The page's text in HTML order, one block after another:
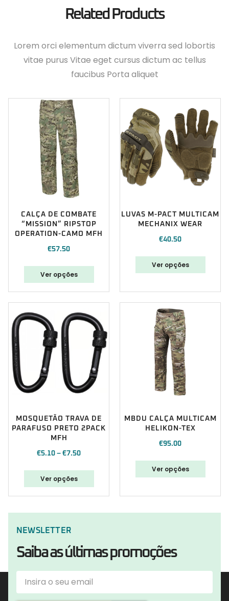
Related Products
Lorem orci elementum dictum viverra sed lobortis
vitae purus Vitae eget cursus dictum ac tellus
faucibus Porta aliquet
CALÇA DE COMBATE
“MISSION” RIPSTOP
OPERATION-CAMO MFH
€57.50
Ver opções
LUVAS M-PACT MULTICAM
MECHANIX WEAR
€40.50
Ver opções
MOSQUETÃO TRAVA DE
PARAFUSO PRETO 2PACK
MFH
€5.10 – €7.50
Ver opções
MBDU CALÇA MULTICAM
HELIKON-TEX
€95.00
Ver opções
NEWSLETTER
Saiba as últimas promoções